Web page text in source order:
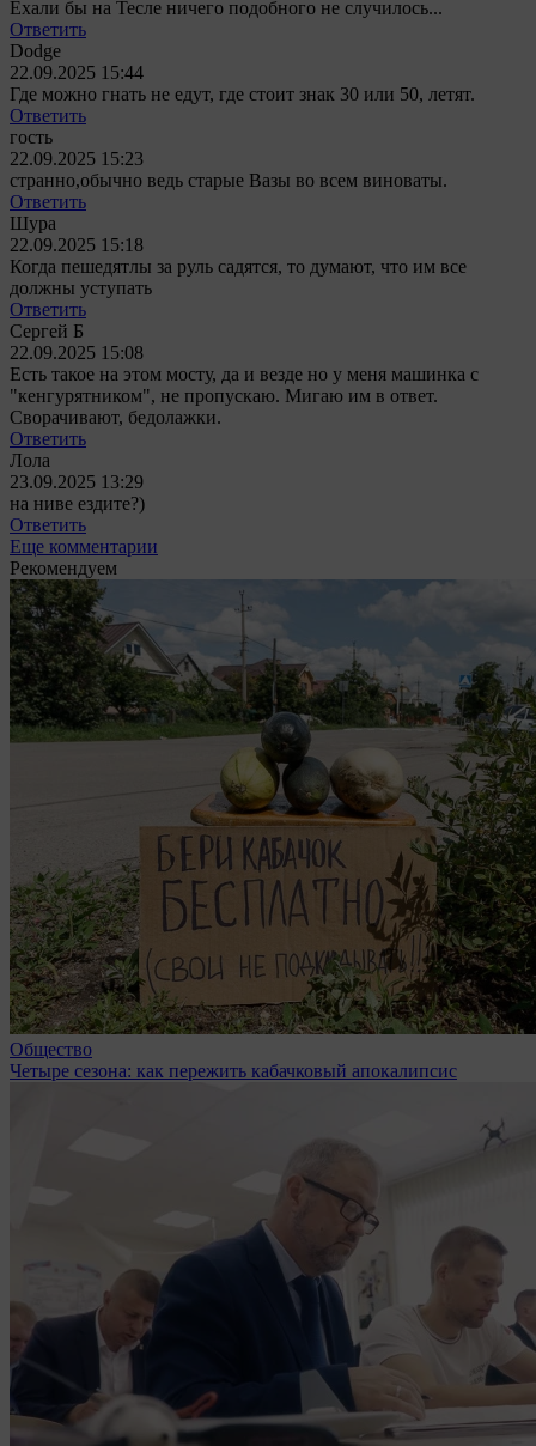
Ехали бы на Тесле ничего подобного не случилось...
Ответить
Dodge
22.09.2025 15:44
Где можно гнать не едут, где стоит знак 30 или 50, летят.
Ответить
гость
22.09.2025 15:23
странно,обычно ведь старые Вазы во всем виноваты.
Ответить
Шура
22.09.2025 15:18
Когда пешедятлы за руль садятся, то думают, что им все
должны уступать
Ответить
Сергей Б
22.09.2025 15:08
Есть такое на этом мосту, да и везде но у меня машинка с
"кенгурятником", не пропускаю. Мигаю им в ответ.
Сворачивают, бедолажки.
Ответить
Лола
23.09.2025 13:29
на ниве ездите?)
Ответить
Еще комментарии
Рекомендуем
Общество
Четыре сезона: как пережить кабачковый апокалипсис